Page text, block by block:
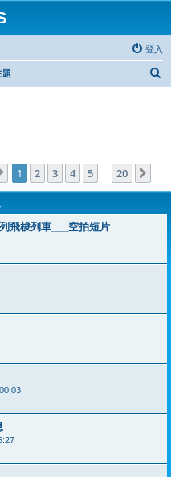
登入
題
第 1 頁 (共20 頁)
1 2 3 4 5 20
飛梭列車___空拍短片